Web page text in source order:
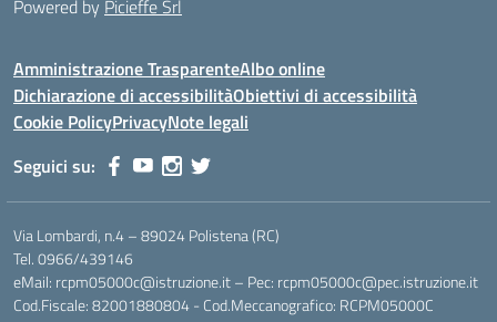
Powered by Picieffe Srl
Amministrazione TrasparenteAlbo online
Dichiarazione di accessibilitàObiettivi di accessibilità
Cookie PolicyPrivacyNote legali
Seguici su:
Via Lombardi, n.4 – 89024 Polistena (RC)
Tel. 0966/439146
eMail: rcpm05000c@istruzione.it – Pec: rcpm05000c@pec.istruzione.it
Cod.Fiscale: 82001880804 - Cod.Meccanografico: RCPM05000C